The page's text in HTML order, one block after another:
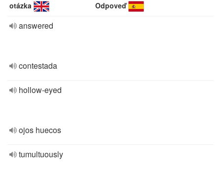
otázka Odpoveď
answered
contestada
hollow-eyed
ojos huecos
tumultuously